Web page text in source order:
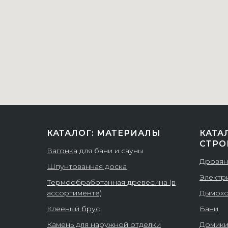
КАТАЛОГ: МАТЕРИАЛЫ
Вагонка для бани и сауны
Шпунтованная доска
Термообработанная древесина (в
ассортименте)
Клееный брус
Камень для наружной отделки
Бани
Домики